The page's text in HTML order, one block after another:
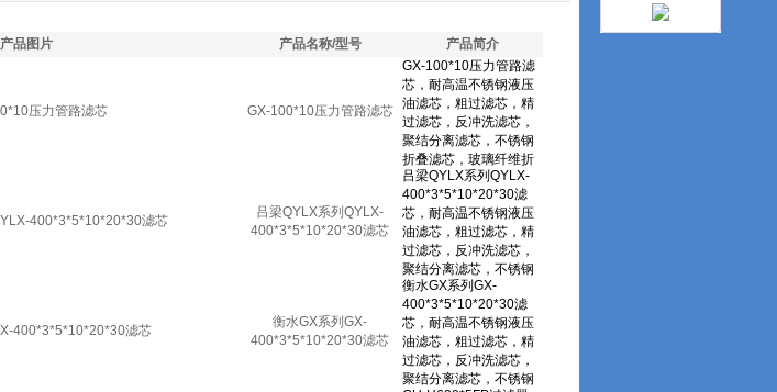
产品图片 产品名称/型号 产品简介
GX-100*10压力管路滤芯
吕梁QYLX系列QYLX-
400*3*5*10*20*30滤芯
衡水GX系列GX-
400*3*5*10*20*30滤芯